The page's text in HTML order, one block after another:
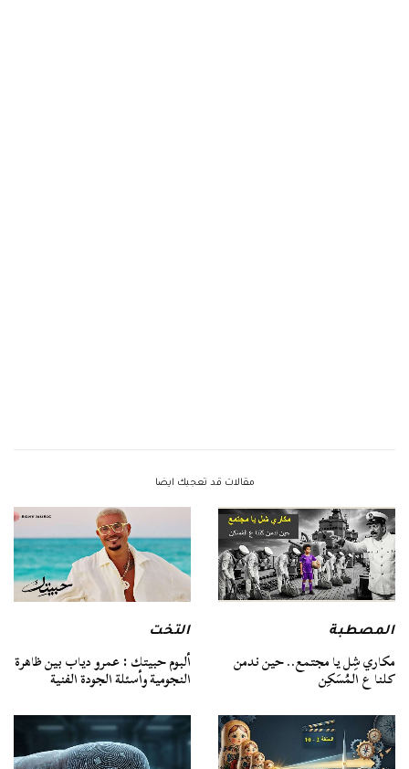
مقالات قد تعجبك ايضا
المصطبة
مكاري شِل يا مجتمع.. حين ندمن
كلنا ع المُسَكِن
التخت
ألبوم حبيتك : عمرو دياب بين ظاهرة
النجومية وأسئلة الجودة الفنية